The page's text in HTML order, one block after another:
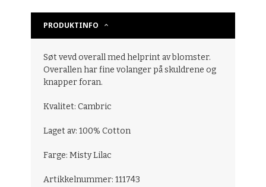
PRODUKTINFO
Søt vevd overall med helprint av blomster.
Overallen har fine volanger på skuldrene og
knapper foran.
Kvalitet: Cambric
Laget av: 100% Cotton
Farge: Misty Lilac
Artikkelnummer: 111743